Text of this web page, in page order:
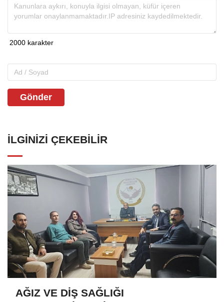
Gönder
İLGINIZI ÇEKEBILIR
AĞIZ VE DİŞ SAĞLIĞI